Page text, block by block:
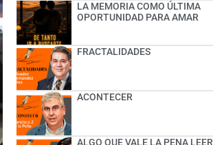
LA MEMORIA COMO ÚLTIMA
OPORTUNIDAD PARA AMAR
FRACTALIDADES
ACONTECER
ALGO QUE VALE LA PENA LEER